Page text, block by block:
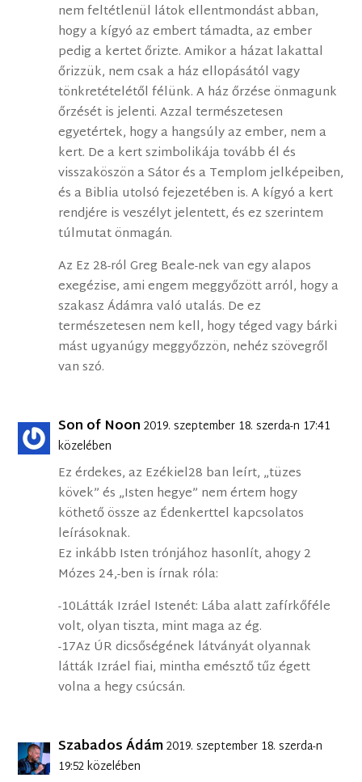
nem feltétlenül látok ellentmondást abban,
hogy a kígyó az embert támadta, az ember
pedig a kertet őrizte. Amikor a házat lakattal
őrizzük, nem csak a ház ellopásától vagy
tönkretételétől félünk. A ház őrzése önmagunk
őrzését is jelenti. Azzal természetesen
egyetértek, hogy a hangsúly az ember, nem a
kert. De a kert szimbolikája tovább él és
visszaköszön a Sátor és a Templom jelképeiben,
és a Biblia utolsó fejezetében is. A kígyó a kert
rendjére is veszélyt jelentett, és ez szerintem
túlmutat önmagán.
Az Ez 28-ról Greg Beale-nek van egy alapos
exegézise, ami engem meggyőzött arról, hogy a
szakasz Ádámra való utalás. De ez
természetesen nem kell, hogy téged vagy bárki
mást ugyanúgy meggyőzzön, nehéz szövegről
van szó.
Son of Noon 2019. szeptember 18. szerda-n 17:41
közelében
Ez érdekes, az Ezékiel28 ban leírt, „tüzes
kövek” és „Isten hegye” nem értem hogy
köthető össze az Édenkerttel kapcsolatos
leírásoknak.
Ez inkább Isten trónjához hasonlít, ahogy 2
Mózes 24,-ben is írnak róla:
-10Látták Izráel Istenét: Lába alatt zafírkőféle
volt, olyan tiszta, mint maga az ég.
-17Az ÚR dicsőségének látványát olyannak
látták Izráel fiai, mintha emésztő tűz égett
volna a hegy csúcsán.
Szabados Ádám2019. szeptember 18. szerda-n
19:52 közelében